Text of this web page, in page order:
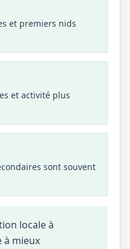
et premiers nids
et activité plus
sont souvent
locale à
à mieux